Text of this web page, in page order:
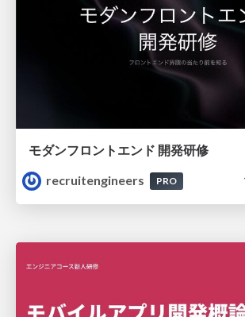
モダンフロントエンド 開発研修
recruitengineers
PRO